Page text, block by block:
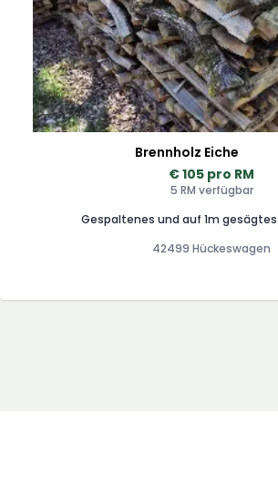
Brennholz Eiche
€ 105 pro RM
5 RM verfügbar
Gespaltenes und auf 1m gesägtes
42499 Hückeswagen